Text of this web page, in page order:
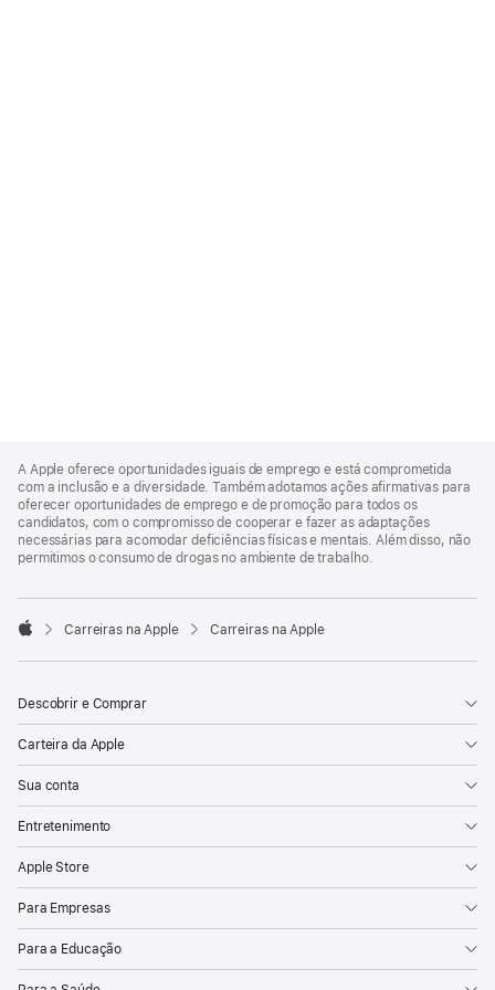
Footer
A Apple oferece oportunidades iguais de emprego e está comprometida
com a inclusão e a diversidade. Também adotamos ações afirmativas para
oferecer oportunidades de emprego e de promoção para todos os
candidatos, com o compromisso de cooperar e fazer as adaptações
necessárias para acomodar deficiências físicas e mentais. Além disso, não
permitimos o consumo de drogas no ambiente de trabalho.

Carreiras na Apple Carreiras na Apple
Descobrir e Comprar
Carteira da Apple
Sua conta
Entretenimento
Apple Store
Para Empresas
Para a Educação